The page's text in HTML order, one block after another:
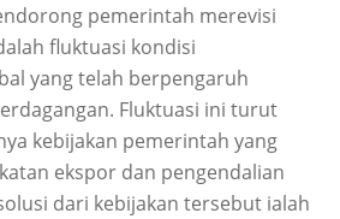
pemerintah merevisi
fluktuasi kondisi
yang telah berpengaruh
Fluktuasi ini turut
kebijakan pemerintah yang
ekspor dan pengendalian
dari kebijakan tersebut ialah